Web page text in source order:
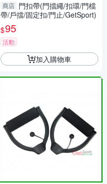
商店 門扣帶(門擋繩/扣環/門檔
帶/戶擋/固定扣/門止/GetSport)
$95
活動
加入購物車